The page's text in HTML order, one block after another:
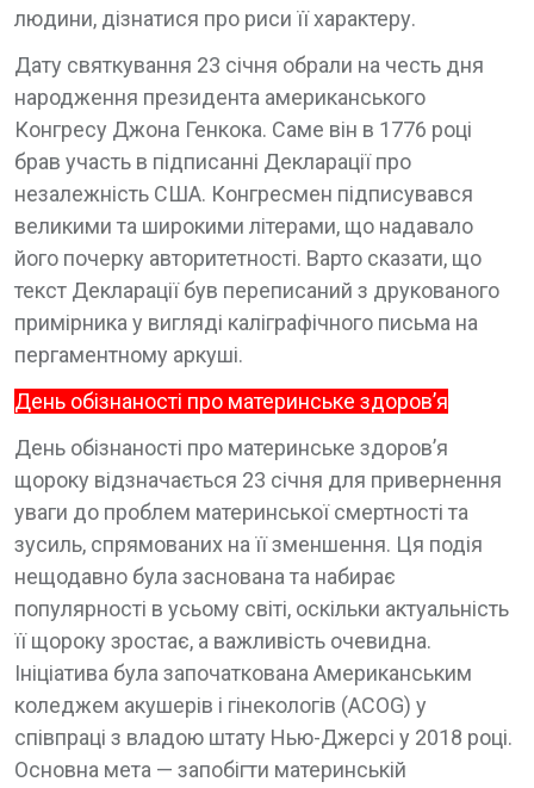
людини, дізнатися про риси її характеру.
Дату святкування 23 січня обрали на честь дня
народження президента американського
Конгресу Джона Генкока. Саме він в 1776 році
брав участь в підписанні Декларації про
незалежність США. Конгресмен підписувався
великими та широкими літерами, що надавало
його почерку авторитетності. Варто сказати, що
текст Декларації був переписаний з друкованого
примірника у вигляді каліграфічного письма на
пергаментному аркуші.
День обізнаності про материнське здоров’я
День обізнаності про материнське здоров’я
щороку відзначається 23 січня для привернення
уваги до проблем материнської смертності та
зусиль, спрямованих на її зменшення. Ця подія
нещодавно була заснована та набирає
популярності в усьому світі, оскільки актуальність
її щороку зростає, а важливість очевидна.
Ініціатива була започаткована Американським
коледжем акушерів і гінекологів (ACOG) у
співпраці з владою штату Нью-Джерсі у 2018 році.
Основна мета — запобігти материнській